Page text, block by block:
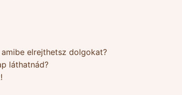
elrejthetsz dolgokat?
láthatnád?